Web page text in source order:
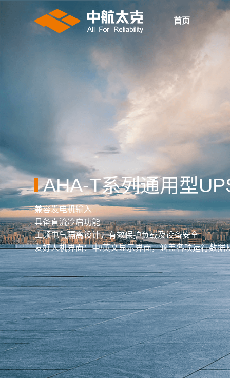
首页
AHA-T系列通用型
兼容发电机输入
具备直流冷启功能
工频电气隔离设计，有效保护负载及设备安全
友好人机界面：中/英文显示界面，涵盖各项运行数据